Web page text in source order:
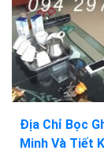
Địa Chỉ Bọc
Minh Và Tiết